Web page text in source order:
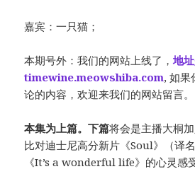
嘉宾：一只猫；
本期号外：我们的网站上线了，地
timewine.meowshiba.com, 如果
论的内容，欢迎来我们的网站留言。
本集为上篇。下篇将会是主播大桐
比对迪士尼高分新片《Soul》（译
《It’s a wonderful life》的心灵感受